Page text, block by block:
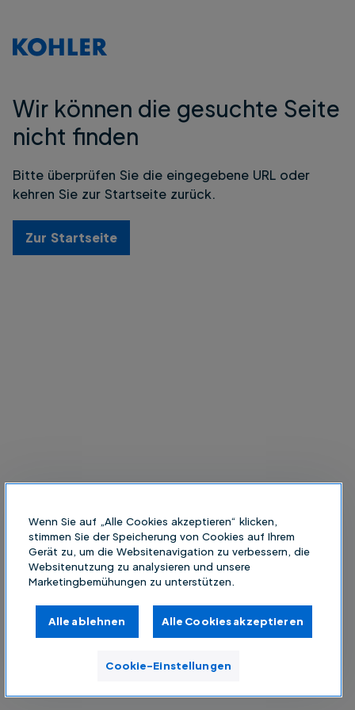
Wir können die gesuchte Seite
nicht finden
Bitte überprüfen Sie die eingegebene URL oder
kehren Sie zur Startseite zurück.
Zur Startseite
Wenn Sie auf „Alle Cookies akzeptieren“ klicken,
stimmen Sie der Speicherung von Cookies auf Ihrem
Gerät zu, um die Websitenavigation zu verbessern, die
Websitenutzung zu analysieren und unsere
Marketingbemühungen zu unterstützen.
Alle ablehnen Alle Cookies akzeptieren
Cookie-Einstellungen